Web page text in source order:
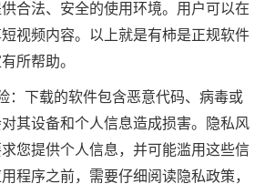
合法、安全的使用环境。用户可以在
视频内容。以上就是有柿是正规软件
所帮助。
：下载的软件包含恶意代码、病毒或
其设备和个人信息造成损害。隐私风
您提供个人信息，并可能滥用这些信
程序之前，需要仔细阅读隐私政策，